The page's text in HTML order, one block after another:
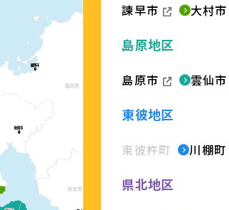
佐賀市
佐賀市
佐賀市
福岡市
福岡市
福岡市
諫早市 大村市
島原地区
島原市 雲仙市
東彼地区
東彼杵町 川棚町
県北地区